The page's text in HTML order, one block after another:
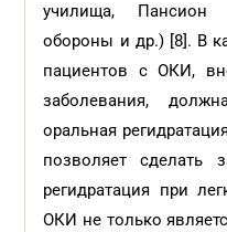
училища, Пансион
обороны и др.) [8]. В
пациентов с ОКИ,
заболевания,
оральная
позволяет сделать
регидратация при
ОКИ не только